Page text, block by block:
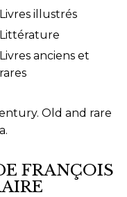
Livres illustrés
Littérature
Livres anciens et
rares
Old and rare
FRANÇOIS